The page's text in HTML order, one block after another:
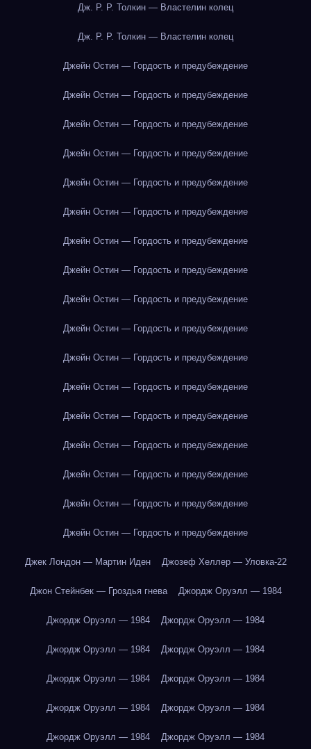
Дж. Р. Р. Толкин — Властелин колец
Дж. Р. Р. Толкин — Властелин колец
Джейн Остин — Гордость и предубеждение
Джейн Остин — Гордость и предубеждение
Джейн Остин — Гордость и предубеждение
Джейн Остин — Гордость и предубеждение
Джейн Остин — Гордость и предубеждение
Джейн Остин — Гордость и предубеждение
Джейн Остин — Гордость и предубеждение
Джейн Остин — Гордость и предубеждение
Джейн Остин — Гордость и предубеждение
Джейн Остин — Гордость и предубеждение
Джейн Остин — Гордость и предубеждение
Джейн Остин — Гордость и предубеждение
Джейн Остин — Гордость и предубеждение
Джейн Остин — Гордость и предубеждение
Джейн Остин — Гордость и предубеждение
Джейн Остин — Гордость и предубеждение
Джейн Остин — Гордость и предубеждение
Джек Лондон — Мартин Иден Джозеф Хеллер — Уловка-22
Джон Стейнбек — Гроздья гнева Джордж Оруэлл — 1984
Джордж Оруэлл — 1984 Джордж Оруэлл — 1984
Джордж Оруэлл — 1984 Джордж Оруэлл — 1984
Джордж Оруэлл — 1984 Джордж Оруэлл — 1984
Джордж Оруэлл — 1984 Джордж Оруэлл — 1984
Джордж Оруэлл — 1984 Джордж Оруэлл — 1984